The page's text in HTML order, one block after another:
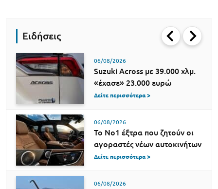
Ειδήσεις
06/08/2026
Suzuki Across με 39.000 χλμ.
«έχασε» 23.000 ευρώ
Δείτε περισσότερα >
06/08/2026
Το Νο1 έξτρα που ζητούν οι
αγοραστές νέων αυτοκινήτων
Δείτε περισσότερα >
06/08/2026